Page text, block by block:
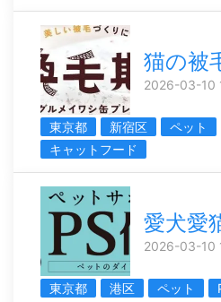
猫の被
2026-03-10
東京都 新宿区 ペット
キャットフード
愛犬愛
2026-03-10
東京都 港区 ペット